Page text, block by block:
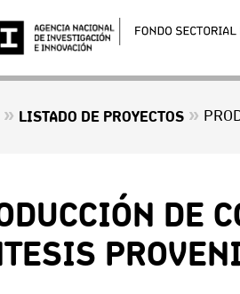
» LISTADO DE PROYECTOS »
DE